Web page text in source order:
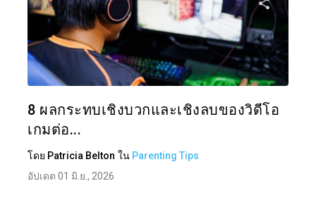
แบ่งปั
8 ผลกระทบเชิงบวกและเชิงลบของวิดีโอ
เกมต่อ...
โดย Patricia Belton ใน Parenting Tips
อัปเดต 01 มิ.ย., 2026